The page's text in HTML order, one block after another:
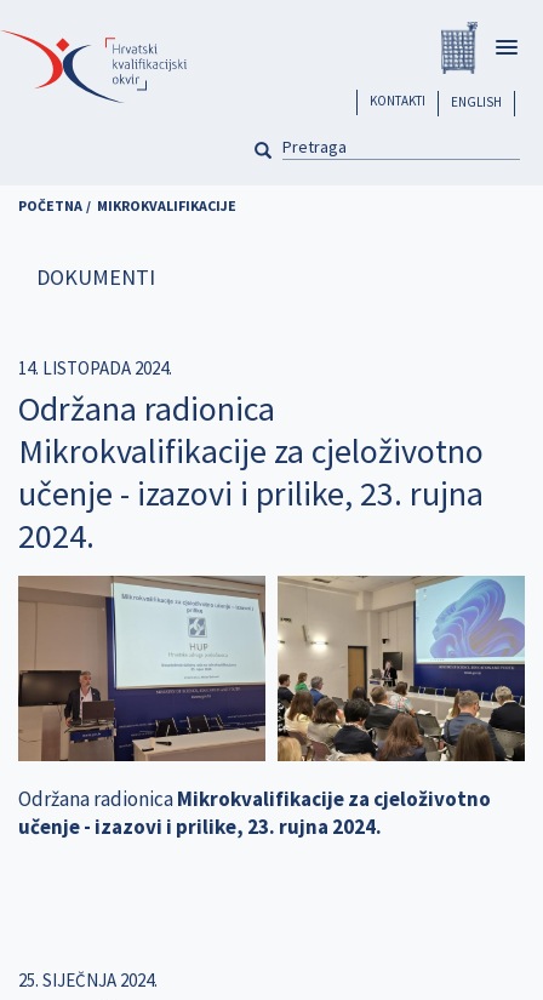
na
glavni
sadržaj
ENGLISH
header
KONTAKTI
PRETRAGA
POČETNA MIKROKVALIFIKACIJE
DOKUMENTI
14. LISTOPADA 2024.
Održana radionica
Mikrokvalifikacije za cjeloživotno
učenje - izazovi i prilike, 23. rujna
2024.
Održana radionicaMikrokvalifikacije za cjeloživotno
učenje - izazovi i prilike, 23. rujna 2024.
25. SIJEČNJA 2024.